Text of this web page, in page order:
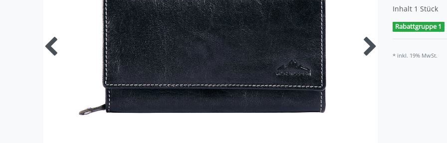
Inhalt 1 Stück
Rabattgruppe 1
* inkl. 19% MwSt.